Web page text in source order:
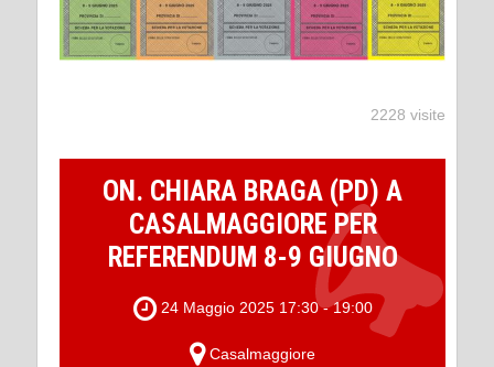
2228 visite
ON. CHIARA BRAGA (PD) A
CASALMAGGIORE PER
REFERENDUM 8-9 GIUGNO
24 Maggio 2025 17:30 - 19:00
Casalmaggiore